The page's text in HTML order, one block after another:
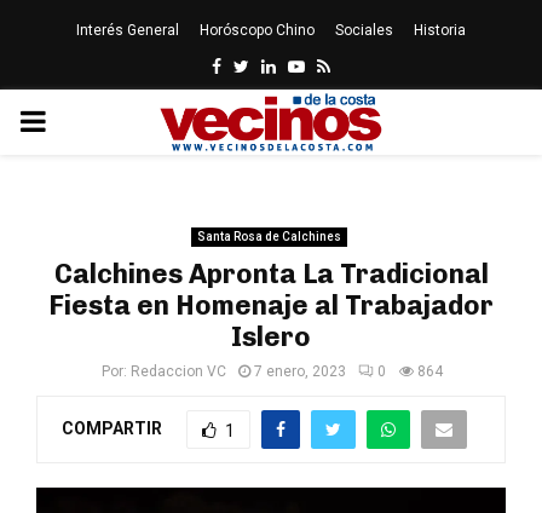
Interés General Horóscopo Chino Sociales Historia
Facebook
Twitter
LinkedinYoutube
Rss
PRIMARY
Santa Rosa de Calchines
Calchines Apronta La Tradicional
Fiesta en Homenaje al Trabajador
Islero
Por: Redaccion VC 7 enero, 2023 0 864
COMPARTIR 1